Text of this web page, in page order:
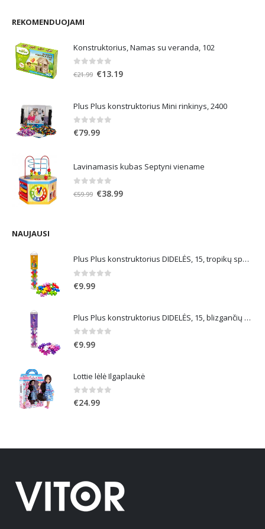
REKOMENDUOJAMI
Konstruktorius, Namas su veranda, 102
out of 5
€21.99 Original
€21.99.
€13.19Current
€13.19.
Plus Plus konstruktorius Mini rinkinys, 2400
0out of 5
€79.99
Lavinamasis kubas Septyni viename
out of 5
€59.99 Original
€38.99Current
NAUJAUSI
Plus Plus konstruktorius DIDELĖS, 15, tropikų spalvos
0 out of 5
€9.99
Plus Plus konstruktorius DIDELĖS, 15, blizgančių spalvų
0 out of 5
€9.99
Lottie lėlė Ilgaplaukė
0out of 5
€24.99